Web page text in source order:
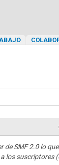
SMF 2.0 lo
los